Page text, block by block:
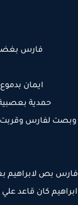
فارس بغضب
ايمان
حمدية
لفارس وقربت
بص لابراهيم
كان قاعد علي